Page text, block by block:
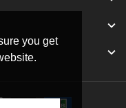
you get